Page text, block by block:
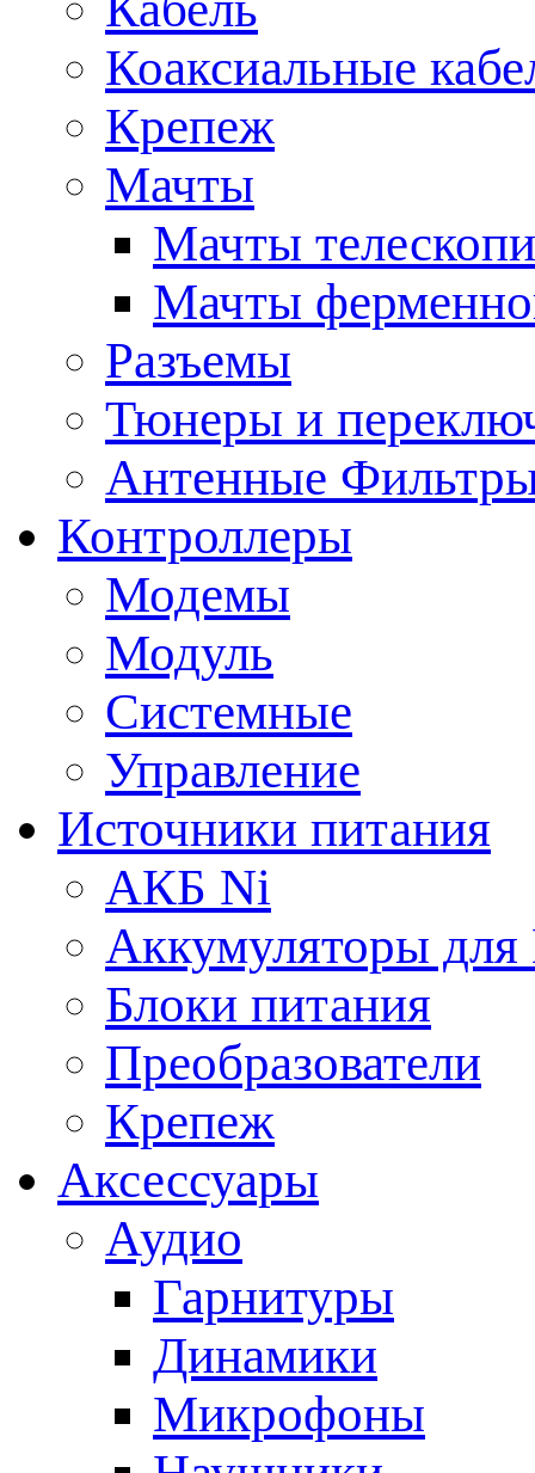
Коаксиальные
Крепеж
Мачты
Мачты
Мачты
Разъемы
Тюнеры и
Антенные
Контроллеры
Модемы
Модуль
Системные
Управление
Источники питания
АКБ Ni
Аккумуляторы
Блоки питания
Преобразователи
Крепеж
Аксессуары
Аудио
Гарнитуры
Динамики
Микрофоны